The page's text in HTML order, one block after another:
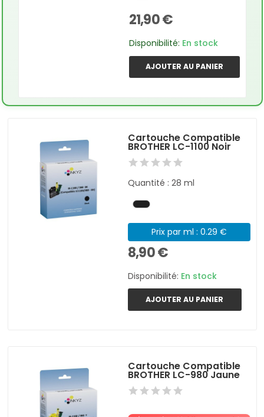
21,90 €
Disponibilité: En stock
AJOUTER AU PANIER
Cartouche Compatible
BROTHER LC-1100 Noir
Quantité : 28 ml
Prix par ml : 0.29 €
8,90 €
Disponibilité: En stock
AJOUTER AU PANIER
Cartouche Compatible
BROTHER LC-980 Jaune